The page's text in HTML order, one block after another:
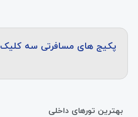
پکیج های مسافرتی سه کلیک
بهترین تورهای داخلی